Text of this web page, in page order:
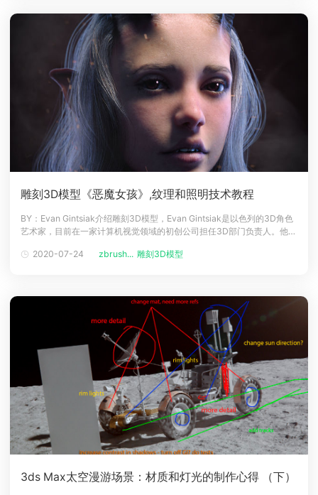
雕刻3D模型《恶魔女孩》,纹理和照明技术教程
BY：Evan Gintsiak介绍雕刻3D模型，Evan Gintsiak是以色列的3D角色
艺术家，目前在一家计算机视觉领域的初创公司担任3D部门负责人。他的
于计算机视觉，机器，机器人技术和AI培训，各种大规模仿真等方面的超
2020-07-24 zbrush... 雕刻3D模型
3ds Max太空漫游场景：材质和灯光的制作心得 （下）